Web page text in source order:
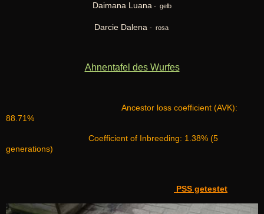
Daimana Luana - gelb
Darcie Dalena - rosa
Ahnentafel des Wurfes
Ancestor loss coefficient (AVK):
88.71%
Coefficient of Inbreeding: 1.38% (5
generations)
PSS getestet